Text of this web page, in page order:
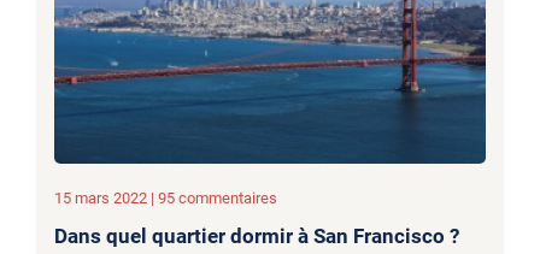
15 mars 2022 | 95 commentaires
Dans quel quartier dormir à San Francisco ?